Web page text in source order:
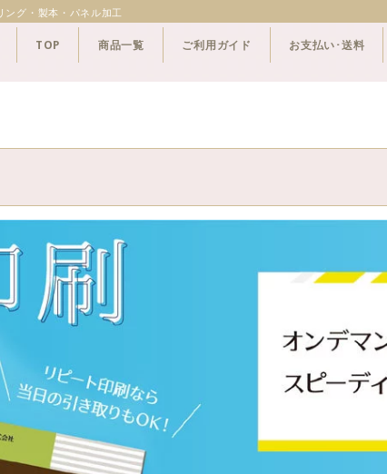
ング・製本・パネル加工
TOP 商品一覧 ご利用ガイド お支払い･送料